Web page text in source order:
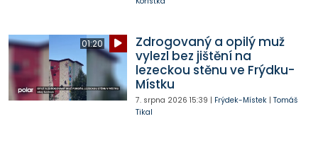
01:20
Zdrogovaný a opilý muž
vylezl bez jištění na
lezeckou stěnu ve Frýdku-
Místku
7. srpna 2026 15:39 | Frýdek-Místek| Tomáš
Tikal